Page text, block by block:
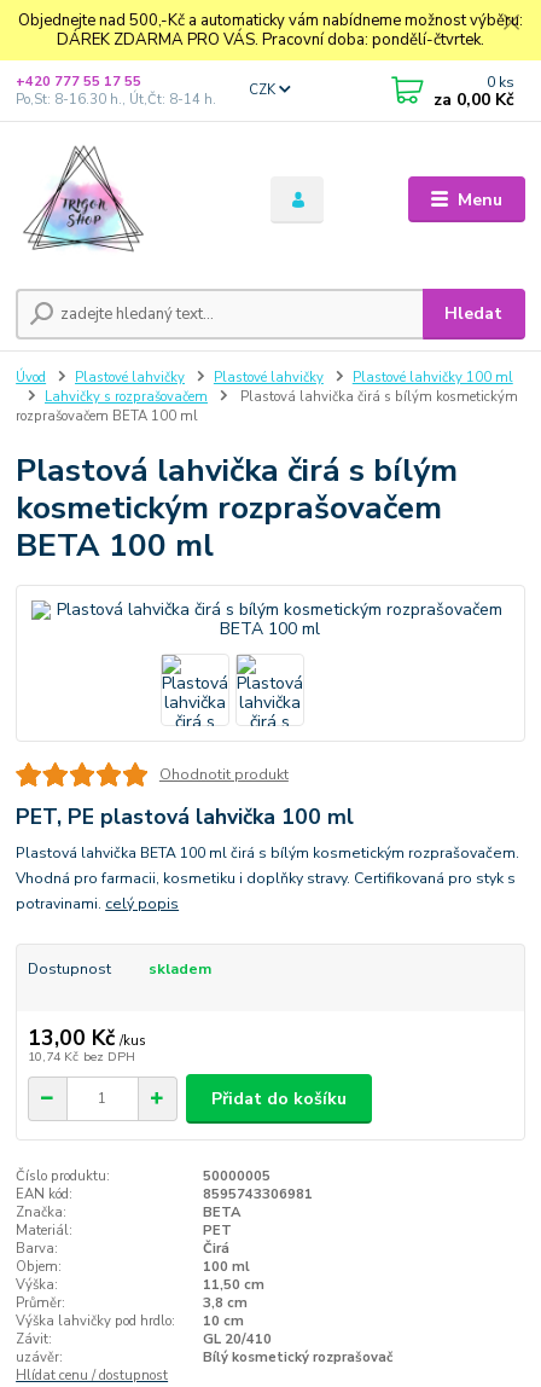
Objednejte nad 500,-Kč a automaticky vám nabídneme možnost výběru:
DÁREK ZDARMA PRO VÁS. Pracovní doba: pondělí-čtvrtek.
Menu
CZK
Hledat
+420 777 55 17 55
Po,St: 8-16.30 h., Út,Čt: 8-14 h.
0 ks
za 0,00 Kč
Úvod Plastové lahvičky Plastové lahvičky
Plastové lahvičky 100 ml
Lahvičky s rozprašovačem
Plastová lahvička čirá s bílým kosmetickým
rozprašovačem BETA 100 ml
Plastová lahvička čirá s bílým
kosmetickým rozprašovačem
BETA 100 ml
Ohodnotit produkt
PET, PE plastová lahvička 100 ml
Plastová lahvička BETA 100 ml čirá s bílým kosmetickým rozprašovačem.
Vhodná pro farmacii, kosmetiku i doplňky stravy. Certifikovaná pro styk s
potravinami. celý popis
Dostupnost skladem
13,00 Kč /kus
10,74 Kč bez DPH
Přidat do košíku
Číslo produktu:
50000005
EAN kód:
8595743306981
Značka:
BETA
Materiál:
PET
Barva:
Čirá
Objem:
100 ml
Výška:
11,50 cm
Průměr:
3,8 cm
Výška lahvičky pod hrdlo:
10 cm
Závit:
GL 20/410
uzávěr:
Bílý kosmetický rozprašovač
Hlídat cenu / dostupnost